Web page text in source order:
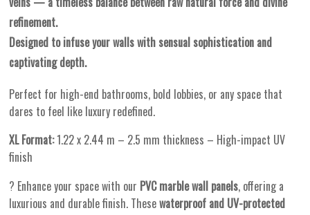
refinement.
Designed to infuse your walls with sensual sophistication and
captivating depth.
Perfect for high-end bathrooms, bold lobbies, or any space that
dares to feel like luxury redefined.
XL Format:1.22 x 2.44 m – 2.5 mm thickness – High-impact UV
finish
? Enhance your space with our PVC marble wall panels, offering a
luxurious and durable finish. Thesewaterproof and UV-protected